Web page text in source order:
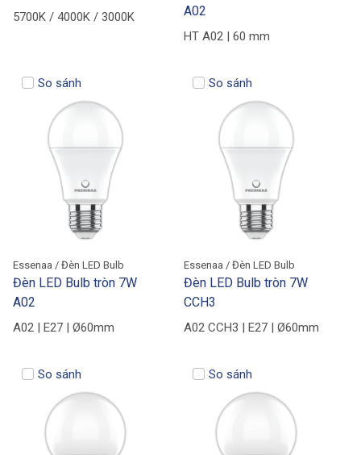
5700K / 4000K / 3000K
A02
HT A02 | 60 mm
Essenaa / Đèn LED Bulb
Đèn LED Bulb tròn 7W
A02
A02 | E27 | Ø60mm
So sánh
Essenaa / Đèn LED Bulb
Đèn LED Bulb tròn 7W
CCH3
A02 CCH3 | E27 | Ø60mm
So sánh
So sánh So sánh